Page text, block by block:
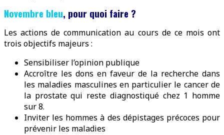
Novembre bleu, pour quoi faire ?
Les actions de communication au cours de ce mois ont
trois objectifs majeurs :
Sensibiliser l’opinion publique
Accroître les dons en faveur de la recherche dans
les maladies masculines en particulier le cancer de
la prostate qui reste diagnostiqué chez 1 homme
sur 8.
Inviter les hommes à des dépistages précoces pour
prévenir les maladies